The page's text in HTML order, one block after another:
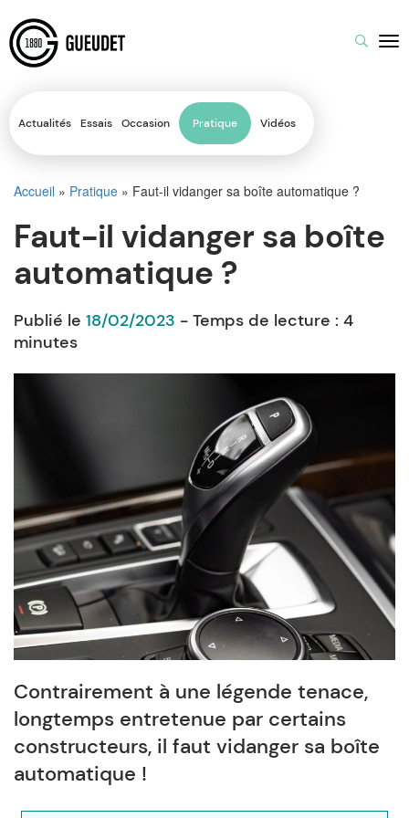
Actualités Essais Occasion Pratique Vidéos
Accueil » Pratique » Faut-il vidanger sa boîte automatique ?
Faut-il vidanger sa boîte
automatique ?
Publié le 18/02/2023 - Temps de lecture : 4
minutes
Contrairement à une légende tenace,
longtemps entretenue par certains
constructeurs, il faut vidanger sa boîte
automatique !